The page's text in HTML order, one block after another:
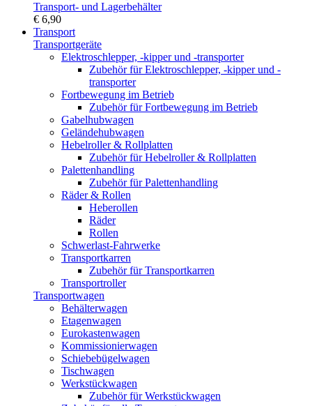
Transport- und Lagerbehälter
€ 6,90
Transport
Transportgeräte
Elektroschlepper, -kipper und -transporter
Zubehör für Elektroschlepper, -kipper und -
transporter
Fortbewegung im Betrieb
Zubehör für Fortbewegung im Betrieb
Gabelhubwagen
Geländehubwagen
Hebelroller & Rollplatten
Zubehör für Hebelroller & Rollplatten
Palettenhandling
Zubehör für Palettenhandling
Räder & Rollen
Heberollen
Räder
Rollen
Schwerlast-Fahrwerke
Transportkarren
Zubehör für Transportkarren
Transportroller
Transportwagen
Behälterwagen
Etagenwagen
Eurokastenwagen
Kommissionierwagen
Schiebebügelwagen
Tischwagen
Werkstückwagen
Zubehör für Werkstückwagen